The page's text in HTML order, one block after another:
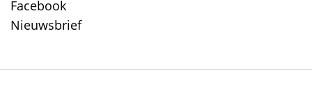
Facebook
Nieuwsbrief